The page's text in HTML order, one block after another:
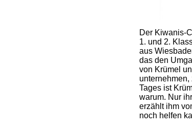
Der Kiwanis-
1. und 2.
aus
das den
von Krümel
Tages ist
warum. Nur
erzählt ihm
noch helfen